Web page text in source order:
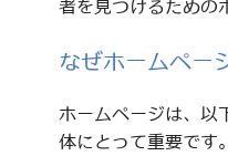
者を見つけるための
なぜホームペー
ホームページは、以
体にとって重要です。